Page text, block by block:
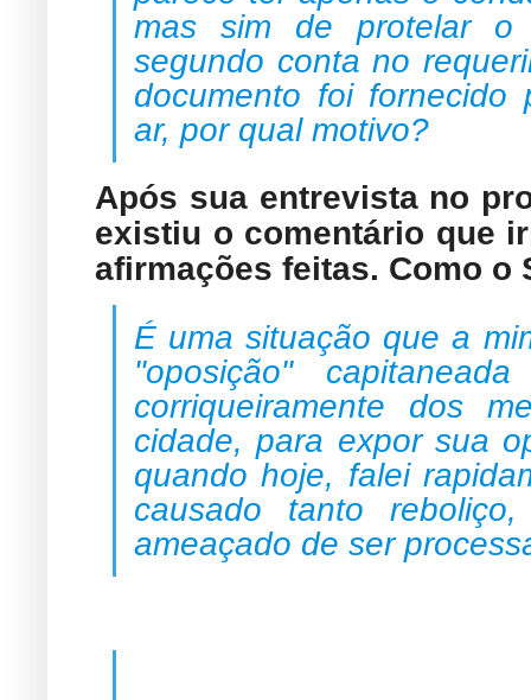
mas sim de protelar o
segundo conta no
documento foi fornecido
ar, por qual motivo?
Após sua entrevista no
existiu o comentário que
afirmações feitas. Como o
É uma situação que a
"oposição"
corriqueiramente dos
cidade, para expor sua
quando hoje, falei
causado tanto
ameaçado de ser